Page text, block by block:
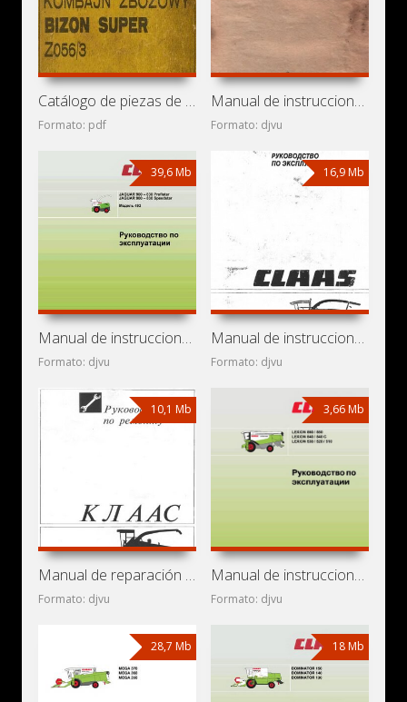
Catálogo de piezas de repuesto de cosechadora de cereales
Formato: pdf
Manual de instrucciones de cosechadora de cereales
Formato: djvu
39,6 Mb
Manual de instrucciones de cosechadoras Claas Jaguar 830,
Formato: djvu
16,9 Mb
Manual de instrucciones de cosechadoras Claas Jaguar 820,
Formato: djvu
10,1 Mb
Manual de reparación de cosechadoras Claas Jaguar 682S,
Formato: djvu
3,66 Mb
Manual de instrucciones de cosechadoras Claas Lexion 510,
Formato: djvu
28,7 Mb 18 Mb